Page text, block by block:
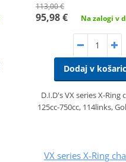
113,00 €
95,98 € Na zalogi v
Dodaj v
D.I.D's VX series X-Ring
125cc-750cc, 114links,
VX series X-Ring